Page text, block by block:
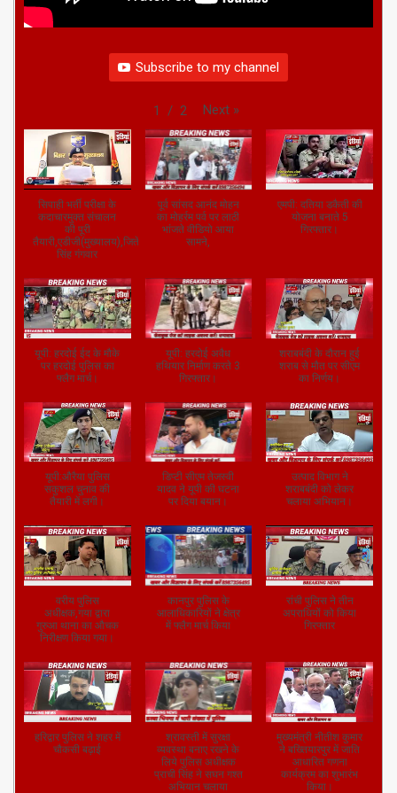
Subscribe to my channel
1 / 2 Next »
सिपाही भर्ती परीक्षा के
कदाचारमुक्त संचालन
की पूरी
तैयारी,एडीजी(मुख्यालय),जितेंद्र
सिंह गंगवार
पूर्व सांसद आनंद मोहन
का मोहर्रम पर्व पर लाठी
भांजते वीडियो आया
सामने,
एमपी: दतिया डकैती की
योजना बनाते 5
गिरफ्तार।
यूपी: हरदोई ईद के मौके
पर हरदोई पुलिस का
फ्लैग मार्च।
यूपी: हरदोई अवैध
हथियार निर्माण करते 3
गिरफ्तार।
शराबबंदी के दौरान हुई
शराब से मौत पर सीएम
का निर्णय।
यूपी:औरैया पुलिस
सकुशल चुनाव की
तैयारी में लगी।
डिप्टी सीएम तेजस्वी
यादव ने यूपी की घटना
पर दिया बयान।
उत्पाद विभाग ने
शराबबंदी को लेकर
चलाया अभियान।
वरीय पुलिस
अधीक्षक,गया द्वारा
गुरुआ थाना का औचक
निरीक्षण किया गया।
कानपुर पुलिस के
आलाधिकारियों ने क्षेत्र
में फ्लैग मार्च किया
रांची पुलिस ने तीन
अपराधियों को किया
गिरफ्तार
हरिद्वार पुलिस ने शहर में
चौकसी बढ़ाई
श्रावस्ती में सुरक्षा
व्यवस्था बनाए रखने के
लिये पुलिस अधीक्षक
प्राची सिंह ने सघन गश्त
अभियान चलाया
मुख्यमंत्री नीतीश कुमार
ने बख्तियारपुर में जाति
आधारित गणना
कार्यक्रम का शुभारंभ
किया।